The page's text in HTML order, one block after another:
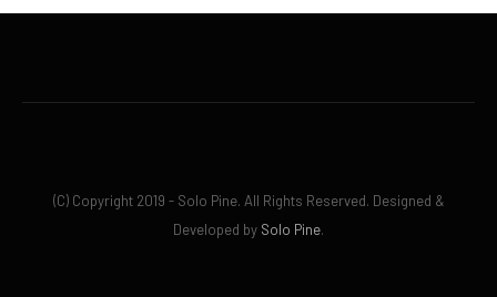
(C) Copyright 2019 - Solo Pine. All Rights Reserved. Designed &
Developed by Solo Pine.